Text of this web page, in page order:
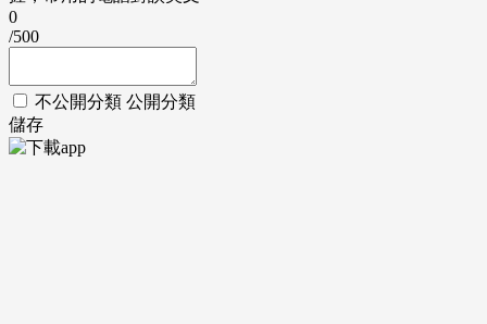
0
/500
不公開分類 公開分類
儲存